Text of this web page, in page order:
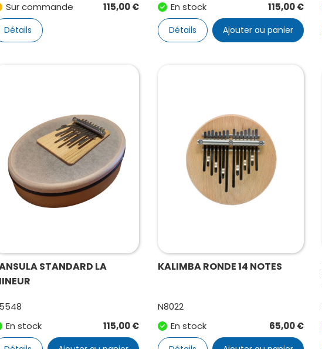
Sur commande
115,00€
Détails
En stock
115,00€
Détails Ajouter au panier
STANDARD LA
En stock
115,00€
KALIMBA RONDE 14 NOTES
N8022
En stock
65,00€